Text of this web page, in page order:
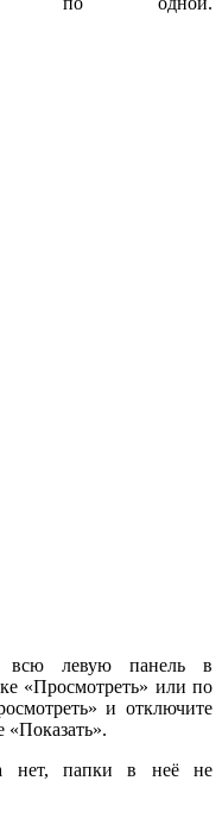
всю левую панель в
«Просмотреть» или по
и отключите
«Показать».
нет, папки в неё не